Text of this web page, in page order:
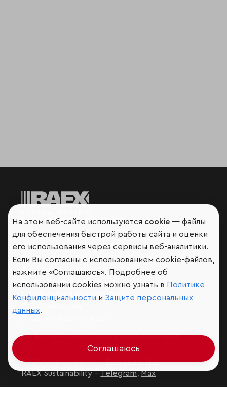
Мир сквозь призму рейтингов
Аналитика
Контактная информация
Подписаться на рассылку
Мы в социальных сетях и мессенджерах
RAEX Образование –Telegram,Max
RAEX Sustainability –Telegram,Max
На этом веб-сайте используются cookie — файлы
для обеспечения быстрой работы сайта и оценки
его использования через сервисы веб-аналитики.
Если Вы согласны с использованием cookie-файлов,
нажмите «Соглашаюсь». Подробнее об
использовании cookies можно узнать в Политике
Конфиденциальности и Защите персональных
данных.
Соглашаюсь